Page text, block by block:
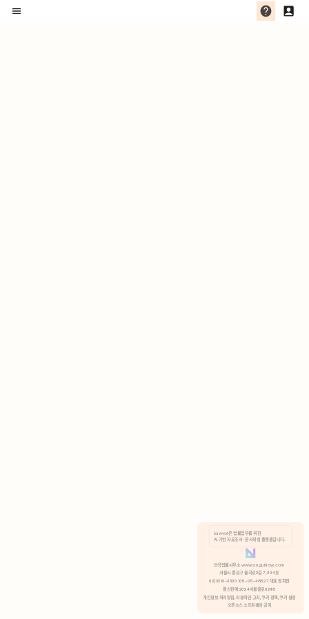
분석 쿠키 허용
Lawvot은 법률업무를 위한
AI 기반 자료조사 · 문서작성 플랫폼입니다.
안국법률사무소 www.anguklaw.com
서울시 종로구 율곡로2길 7, 304호
02)3210-3330 105-05-48527 대표 정희찬
통신판매 2024서울종로0248
개인정보 처리방침, 이용약관 고지, 쿠키 정책, 쿠키 설정
오픈소스 소프트웨어 공지